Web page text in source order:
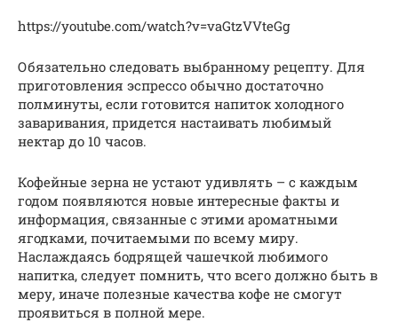
https://youtube.com/watch?v=vaGtzVVteGg
Обязательно следовать выбранному рецепту. Для
приготовления эспрессо обычно достаточно
полминуты, если готовится напиток холодного
заваривания, придется настаивать любимый
нектар до 10 часов.
Кофейные зерна не устают удивлять – с каждым
годом появляются новые интересные факты и
информация, связанные с этими ароматными
ягодками, почитаемыми по всему миру.
Наслаждаясь бодрящей чашечкой любимого
напитка, следует помнить, что всего должно быть в
меру, иначе полезные качества кофе не смогут
проявиться в полной мере.